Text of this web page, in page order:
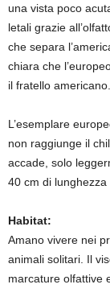
una vista poco
letali grazie
che separa
chiara che
il fratello americano.
L’esemplare
non raggiunge il
accade, solo
40 cm di lunghezza
Habitat:
Amano vivere nei
animali solitari. Il
marcature olfattive